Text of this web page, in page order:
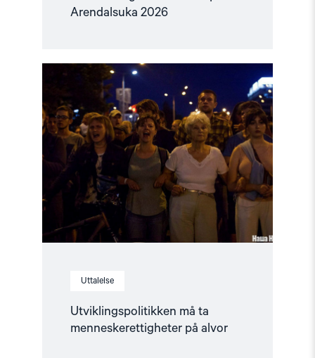
Arendalsuka 2026
Uttalelse
Utviklingspolitikken må ta
menneskerettigheter på alvor
"Utviklingspolitikken
må
ta
menneskerettigheter
på
alvor"